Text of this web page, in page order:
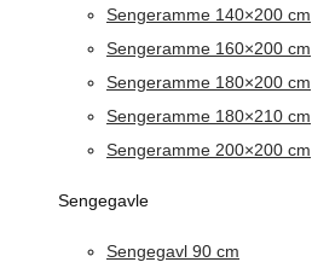
Sengeramme 140×200 cm
Sengeramme 160×200 cm
Sengeramme 180×200 cm
Sengeramme 180×210 cm
Sengeramme 200×200 cm
Sengegavle
Sengegavl 90 cm